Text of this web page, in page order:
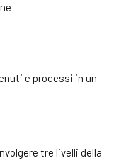
e processi in un
tre livelli della